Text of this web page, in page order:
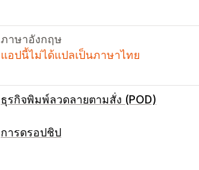
ภาษาอังกฤษ
แอปนี้ไม่ได้แปลเป็นภาษาไทย
ธุรกิจพิมพ์ลวดลายตามสั่ง (POD)
การปรับแต่งสินค้า
การดรอปชิป